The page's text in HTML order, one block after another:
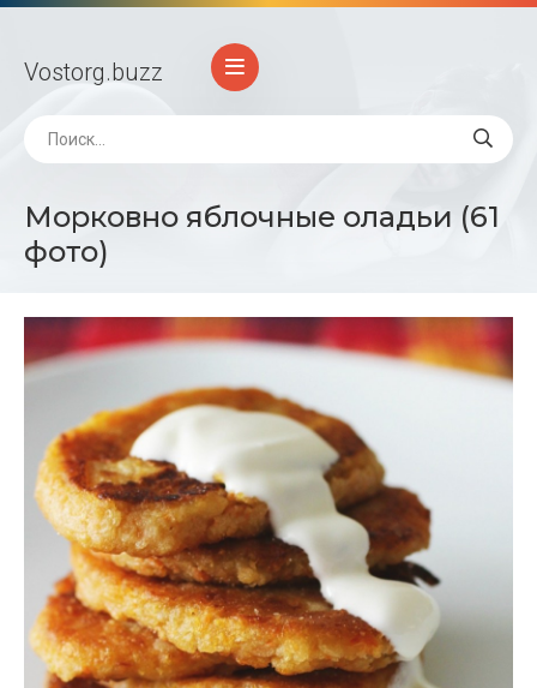
Vostorg.buzz
Морковно яблочные оладьи (61
фото)